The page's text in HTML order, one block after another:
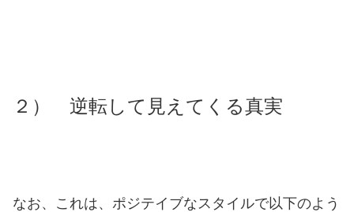
２） 逆転して見えてくる真実
なお、こ れは、ポジテイブなスタイルで以下のよう